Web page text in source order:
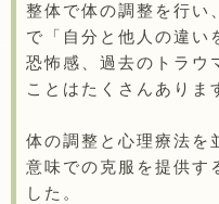
整体で体の調整を行い
で「自分と他人の違い
恐怖感、過去のトラウ
ことはたくさんありま
体の調整と心理療法を
意味での克服を提供す
した。